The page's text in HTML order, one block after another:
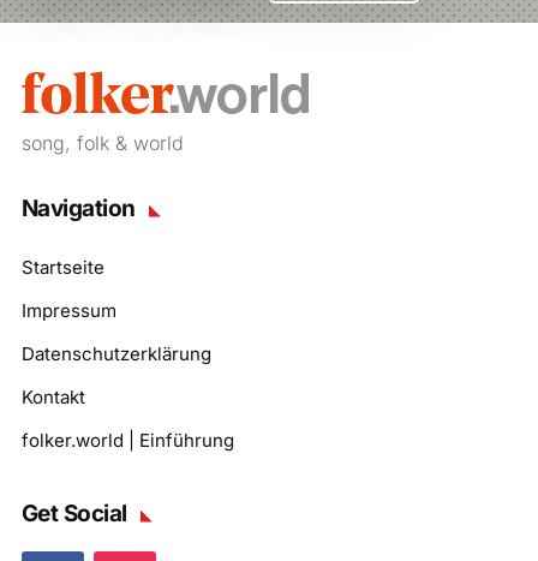
song, folk & world
Navigation
Startseite
Impressum
Datenschutzerklärung
Kontakt
folker.world | Einführung
Get Social